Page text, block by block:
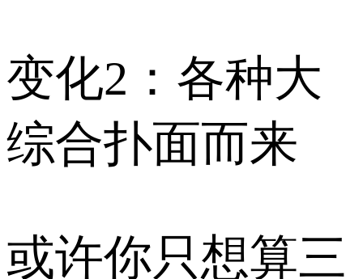
变化2：各种大
综合扑面而来
或许你只想算三